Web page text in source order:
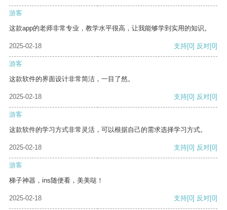
游客
这款app的老师非常专业，教学水平很高，让我能够学到实用的知识。
2025-02-18 支持[0] 反对[0]
游客
这款软件的界面设计非常简洁，一目了然。
2025-02-18 支持[0] 反对[0]
游客
这款软件的学习方式非常灵活，可以根据自己的需求选择学习方式。
2025-02-18 支持[0] 反对[0]
游客
梯子神器，ins随便看，美美哒！
2025-02-18 支持[0] 反对[0]